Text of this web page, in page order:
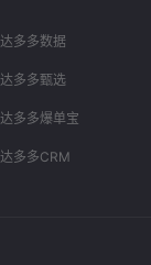
达多多数据
达多多甄选
达多多爆单宝
达多多CRM